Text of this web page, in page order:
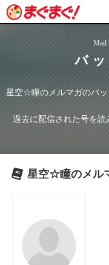
Mail
バ
星空☆瞳のメルマガのバ
過去に配信された号を
星空☆瞳のメル